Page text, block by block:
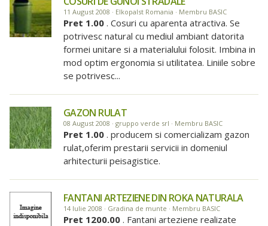
11 August 2008 · Elkopalst Romania · Membru BASIC
Pret 1.00 . Cosuri cu aparenta atractiva. Se
potrivesc natural cu mediul ambiant datorita
formei unitare si a materialului folosit. Imbina in
mod optim ergonomia si utilitatea. Liniile sobre
se potrivesc...
GAZON RULAT
08 August 2008 · gruppo verde srl · Membru BASIC
Pret 1.00 . producem si comercializam gazon
rulat,oferim prestarii servicii in domeniul
arhitecturii peisagistice.
FANTANI ARTEZIENE DIN ROKA NATURALA
14 Iulie 2008 · Gradina de munte · Membru BASIC
Pret 1200.00 . Fantani arteziene realizate